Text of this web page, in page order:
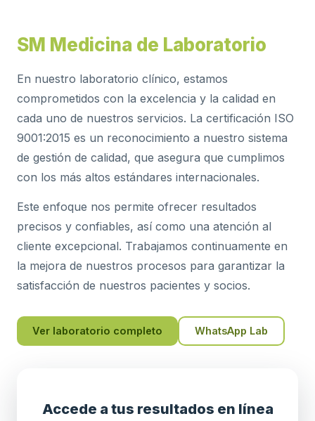
SM Medicina de Laboratorio
En nuestro laboratorio clínico, estamos
comprometidos con la excelencia y la calidad en
cada uno de nuestros servicios. La certificación ISO
9001:2015 es un reconocimiento a nuestro sistema
de gestión de calidad, que asegura que cumplimos
con los más altos estándares internacionales.
Este enfoque nos permite ofrecer resultados
precisos y confiables, así como una atención al
cliente excepcional. Trabajamos continuamente en
la mejora de nuestros procesos para garantizar la
satisfacción de nuestros pacientes y socios.
Ver laboratorio completo WhatsApp Lab
Accede a tus resultados en línea